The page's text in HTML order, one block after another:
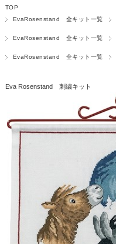
TOP
EvaRosenstand 全キット一覧
EvaRosenstand 全キット一覧
EvaRosenstand 全キット一覧
Eva Rosenstand 刺繍キット